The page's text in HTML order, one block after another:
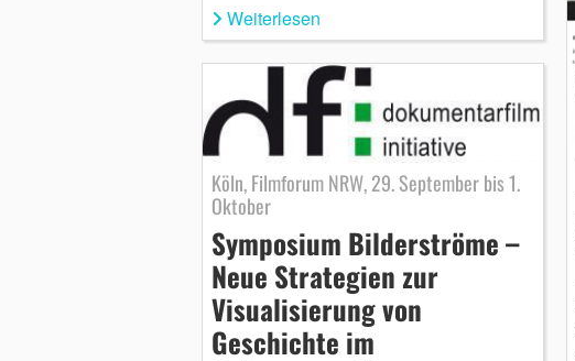
Weiterlesen
Köln, Filmforum NRW, 29. September bis 1.
Oktober
Symposium Bilderströme –
Neue Strategien zur
Visualisierung von
Geschichte im